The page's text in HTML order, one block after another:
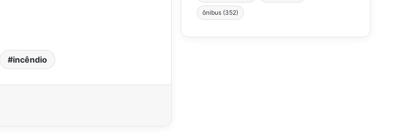
incêndio
ônibus (352)